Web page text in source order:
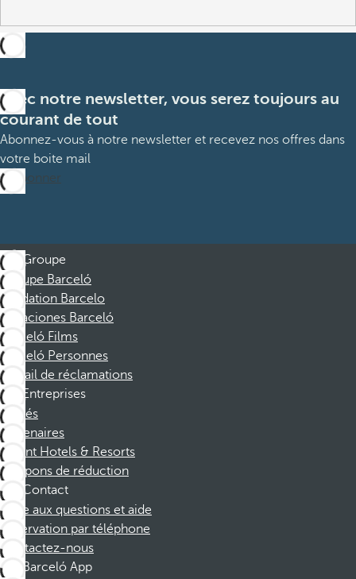
Avec notre newsletter, vous serez toujours au
courant de tout
Abonnez-vous à notre newsletter et recevez nos offres dans
votre boite mail
M’abonner
Groupe
Groupe Barceló
Fondation Barcelo
Vacaciones Barceló
Barceló Films
Barceló Personnes
Portail de réclamations
Entreprises
Affiliés
Partenaires
Dorint Hotels & Resorts
Coupons de réduction
Contact
Foire aux questions et aide
Réservation par téléphone
Contactez-nous
Barceló App